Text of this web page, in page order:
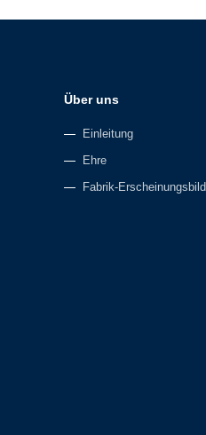
Über uns
Einleitung
Ehre
Fabrik-Erscheinungsbild